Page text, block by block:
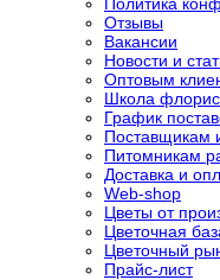
Отзывы
Вакансии
Новости и
Оптовым
Школа
График
Поставщикам
Питомникам
Доставка и
Web-shop
Цветы от
Цветочная
Цветочный
Прайс-лист